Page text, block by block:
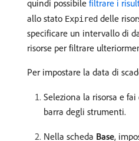
quindi possibile filtrare i
allo stato Expired delle
specificare un intervallo di
risorse per filtrare
Per impostare la data di
Seleziona la risorsa e fai
barra degli strumenti.
Nella scheda Base,